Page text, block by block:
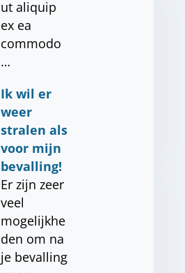
ut aliquip
ex ea
commodo
…
Ik wil er
weer
stralen als
voor mijn
bevalling!
Er zijn zeer
veel
mogelijkhe
den om na
je bevalling